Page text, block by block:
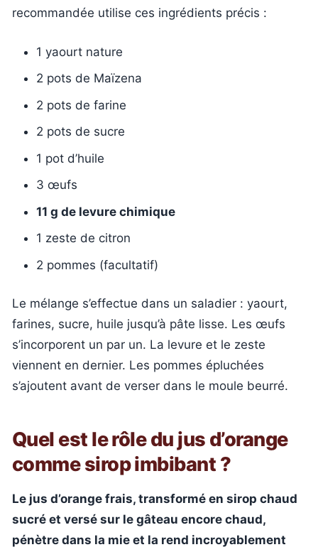
recommandée utilise ces ingrédients précis :
1 yaourt nature
2 pots de Maïzena
2 pots de farine
2 pots de sucre
1 pot d’huile
3 œufs
11 g de levure chimique
1 zeste de citron
2 pommes (facultatif)
Le mélange s’effectue dans un saladier : yaourt,
farines, sucre, huile jusqu’à pâte lisse. Les œufs
s’incorporent un par un. La levure et le zeste
viennent en dernier. Les pommes épluchées
s’ajoutent avant de verser dans le moule beurré.
Quel est le rôle du jus d’orange
comme sirop imbibant ?
Le jus d’orange frais, transformé en sirop chaud
sucré et versé sur le gâteau encore chaud,
pénètre dans la mie et la rend incroyablement